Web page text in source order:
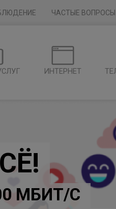
ЧАСТЫЕ ВОПРОСЫ
ИНТЕРНЕТ
МБИТ/С